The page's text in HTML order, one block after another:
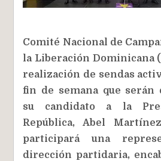
Comité Nacional de
la Liberación Dominicana
realización de sendas
fin de semana que serán
su candidato a la
República, Abel
participará una
dirección partidaria,